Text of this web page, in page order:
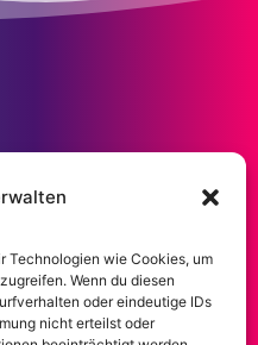
Technologien wie Cookies, um
Wenn du diesen
oder eindeutige IDs
nicht erteilst oder